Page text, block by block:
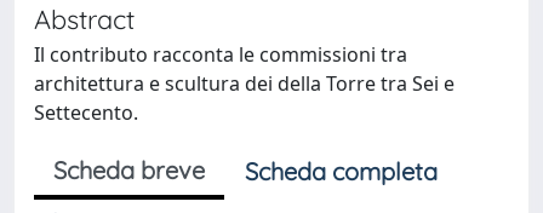
Abstract
Il contributo racconta le commissioni tra
architettura e scultura dei della Torre tra Sei e
Settecento.
Scheda breve Scheda completa